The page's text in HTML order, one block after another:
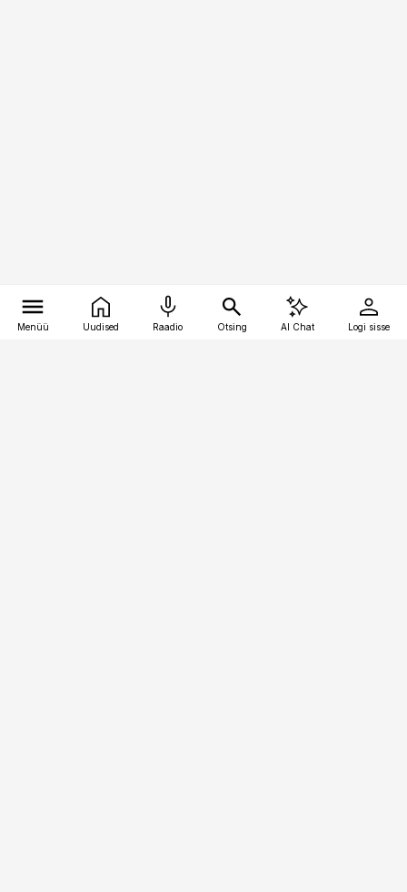
Menüü Uudised Raadio Otsing AI Chat Logi sisse